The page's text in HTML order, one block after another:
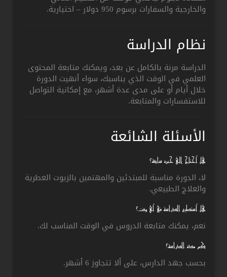
والخارجية والسفارات برسوم 950 دولار – اختيارية.
نظام الدراسة
الدراسة مرنة بالكامل عن بعد، ويمكنك متابعة المحتوى
العلمي في الوقت الذي يناسبك، سواء أنهيت الدورة
خلال أيام أو على مدى عدة أشهر، مع إمكانية التواصل
للاستفسارات والمتابعة.
الأسئلة الشائعة
هل أحتاج إلى خبرة سابقة؟
لا، الدورة مناسبة للمبتدئين والمهتمين بالزيوت العطرية
والعلاج الطبيعي.
هل أستطيع الدراسة في أي وقت؟
نعم، يمكنك متابعة الدروس في الوقت المناسب لك.
كم مدة الدراسة؟
بحسب جهد الدارس، على ألا تتجاوز 6 أشهر.